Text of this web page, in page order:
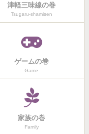
津軽三味線の巻
Tsugaru-shamisen
ゲームの巻
Game
家族の巻
Family